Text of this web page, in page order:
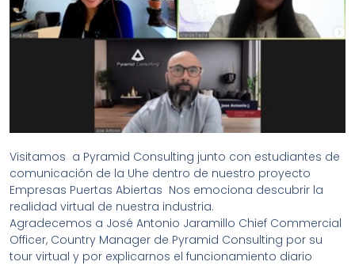
Visitamos a Pyramid Consulting junto con estudiantes de
comunicación de la Uhe dentro de nuestro proyecto
Empresas Puertas Abiertas Nos emociona descubrir la
realidad virtual de nuestra industria.
Agradecemos a José Antonio Jaramillo Chief Commercial
Officer, Country Manager de Pyramid Consulting por su
tour virtual y por explicarnos el funcionamiento diario